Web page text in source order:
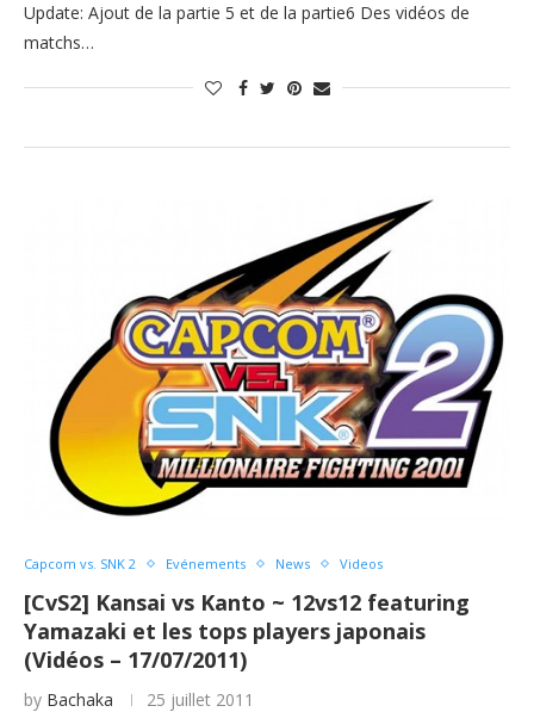
Update: Ajout de la partie 5 et de la partie6 Des vidéos de
matchs…
Capcom vs. SNK 2 Evénements News Videos
[CvS2] Kansai vs Kanto ~ 12vs12 featuring
Yamazaki et les tops players japonais
(Vidéos – 17/07/2011)
by Bachaka 25 juillet 2011